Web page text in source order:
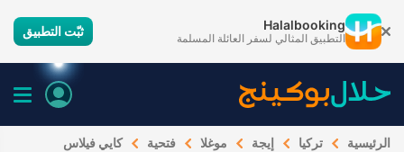
Halalbooking
التطبيق المثالي لسفر العائلة المسلمة ثبّت التطبيق
الرئيسية تركيا إيجة موغلا فتحية كايي فيلاس